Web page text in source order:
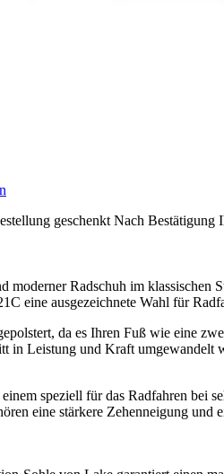
geschenkt Nach Bestätigung
moderner Radschuh im
eine ausgezeichnete Wahl für
da es Ihren Fuß wie eine
in Leistung und Kraft umgewandelt
speziell für das Radfahren bei
eine stärkere Zehenneigung